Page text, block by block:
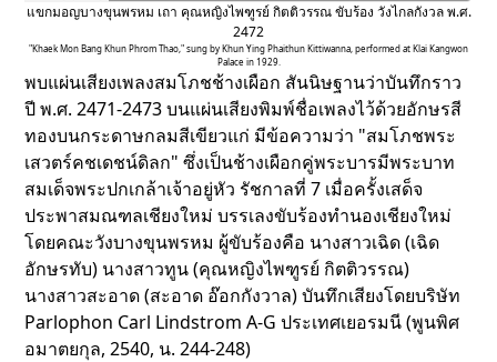
แขกมอญบางขุนพรหม เถา คุณหญิงไพฑูรย์ กิตติวรรณ ขับร้อง วังไกลกังวล พ.ศ.
2472
"Khaek Mon Bang Khun Phrom Thao," sung by Khun Ying Phaithun Kittiwanna, performed at Klai Kangwon
Palace in 1929.
พบแผ่นเสียงเพลงสมโภชช้างเผือก สันนิษฐานว่าบันทึกราว
ปี พ.ศ. 2471-2473 บนแผ่นเสียงพิมพ์ชื่อเพลงไว้ด้วยอักษรสี
ทองบนกระดาษกลมสีเขียวแก่ มีข้อความว่า "สมโภชพระ
เสวตร์คชเดชน์ดิลก" ซึ่งเป็นช้างเผือกคู่พระบารมีพระบาท
สมเด็จพระปกเกล้าเจ้าอยู่หัว รัชกาลที่ 7 เมื่อครั้งเสด็จ
ประพาสมณฑลเชียงใหม่ บรรเลงขับร้องทำนองเชียงใหม่
โดยคณะวังบางขุนพรหม ผู้ขับร้องคือ นางสาวเฉิด (เฉิด
อักษรทับ) นางสาวทูน (คุณหญิงไพฑูรย์ กิตติวรรณ)
นางสาวสะอาด (สะอาด อ๊อกกังวาล) บันทึกเสียงโดยบริษัท
Parlophon Carl Lindstrom A-G ประเทศเยอรมนี (พูนพิศ
อมาตยกุล, 2540, น. 244-248)